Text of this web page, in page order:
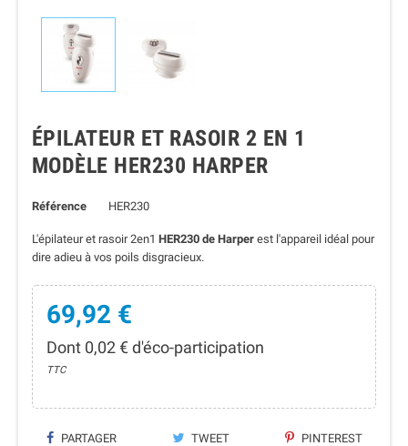
ÉPILATEUR ET RASOIR 2 EN 1
MODÈLE HER230 HARPER
Référence HER230
L'épilateur et rasoir 2en1 HER230 de Harper est l'appareil idéal pour
dire adieu à vos poils disgracieux.
69,92 €
Dont 0,02 € d'éco-participation
TTC
PARTAGER TWEET PINTEREST